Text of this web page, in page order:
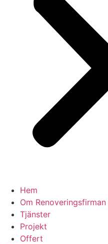
Hem
Om
Tjänster
Projekt
Offert